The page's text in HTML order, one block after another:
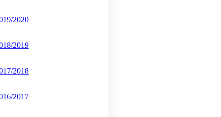
2020
2019
2018
2017